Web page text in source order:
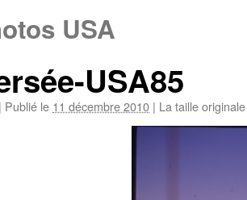
USA
USA85
| Publié le 11 décembre 2010 | La taille